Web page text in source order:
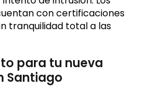
con certificaciones
tranquilidad total a las
para tu nueva
Santiago